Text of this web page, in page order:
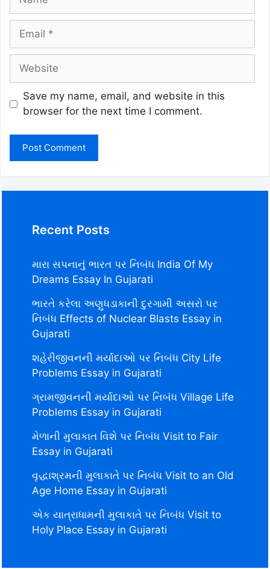
Email
Website
Save my name, email, and website in this
browser for the next time I comment.
Recent Posts
મારા સપનાનું ભારત પર નિબંધ India Of My
Dreams Essay In Gujarati
ભારતે કરેલા અણુધડાકાની દુરગામી અસરો પર
નિબંધ Effects of Nuclear Blasts Essay in
Gujarati
શહેરીજીવનની મર્યાદાઓ પર નિબંધ City Life
Problems Essay in Gujarati
ગ્રામજીવનની મર્યાદાઓ પર નિબંધ Village Life
Problems Essay in Gujarati
મેળાની મુલાકાત વિશે પર નિબંધ Visit to Fair
Essay in Gujarati
વૃદ્ધાશ્રમની મુલાકાતે પર નિબંધ Visit to an Old
Age Home Essay in Gujarati
એક યાત્રાધામની મુલાકાતે પર નિબંધ Visit to
Holy Place Essay in Gujarati